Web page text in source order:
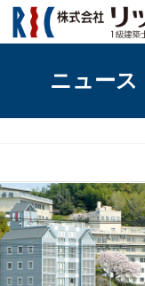
ニュース